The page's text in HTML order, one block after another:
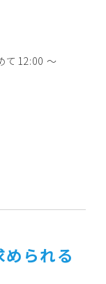
て12:00 〜
られる